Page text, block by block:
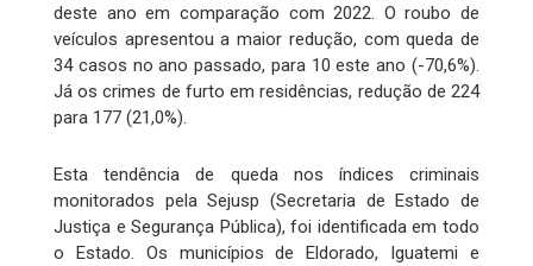
deste ano em comparação com 2022. O roubo de
veículos apresentou a maior redução, com queda de
34 casos no ano passado, para 10 este ano (-70,6%).
Já os crimes de furto em residências, redução de 224
para 177 (21,0%).
Esta tendência de queda nos índices criminais
monitorados pela Sejusp (Secretaria de Estado de
Justiça e Segurança Pública), foi identificada em todo
o Estado. Os municípios de Eldorado, Iguatemi e